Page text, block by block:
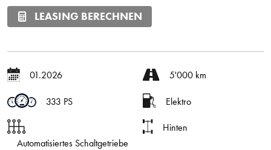
LEASING BERECHNEN
01.2026 5'000 km
333 PS Elektro
Automatisiertes Schaltgetriebe
Hinten